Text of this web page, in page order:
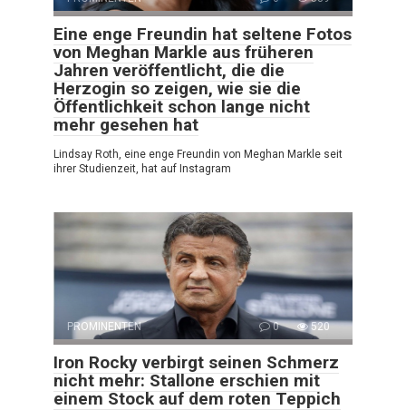
Eine enge Freundin hat seltene Fotos
von Meghan Markle aus früheren
Jahren veröffentlicht, die die
Herzogin so zeigen, wie sie die
Öffentlichkeit schon lange nicht
mehr gesehen hat
Lindsay Roth, eine enge Freundin von Meghan Markle seit
ihrer Studienzeit, hat auf Instagram
PROMINENTEN 0 520
Iron Rocky verbirgt seinen Schmerz
nicht mehr: Stallone erschien mit
einem Stock auf dem roten Teppich